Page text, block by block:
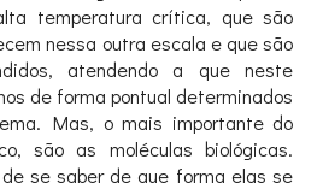
temperatura crítica, que são
nessa outra escala e que são
atendendo a que neste
de forma pontual determinados
Mas, o mais importante do
são as moléculas biológicas.
se saber de que forma elas se